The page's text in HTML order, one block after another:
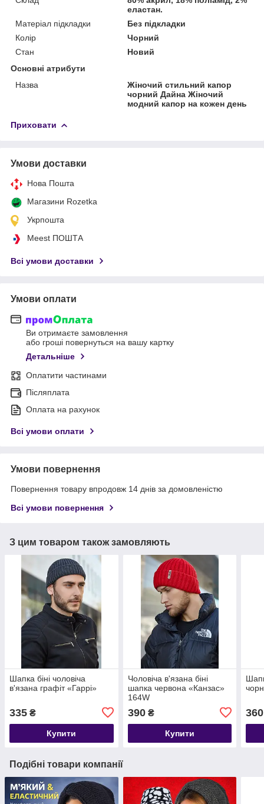
еластан.
Матеріал підкладки
Без підкладки
Колір
Чорний
Стан
Новий
Основні атрибути
Назва
Жіночий стильний капор
чорний Дайна Жіночий
модний капор на кожен день
Приховати
Умови доставки
Нова Пошта
Магазини Rozetka
Укрпошта
Meest ПОШТА
Всі умови доставки
Умови оплати
Ви отримаєте замовлення
або гроші повернуться на вашу картку
Детальніше
Оплатити частинами
Післяплата
Оплата на рахунок
Всі умови оплати
Умови повернення
Повернення товару впродовж 14 днів за домовленістю
Всі умови повернення
З цим товаром також замовляють
Шапка біні чоловіча
в'язана графіт «Гаррі»
335 ₴
Купити
Чоловіча в'язана біні
шапка червона «Канзас»
164W
390₴
Купити
360
Подібні товари компанії